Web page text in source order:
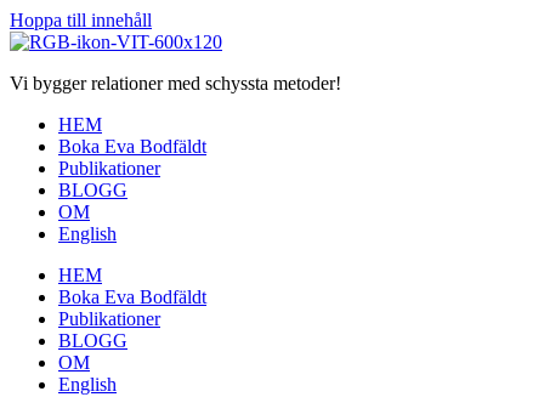
Hoppa till innehåll
Vi bygger relationer med schyssta metoder!
HEM
Boka Eva Bodfäldt
Publikationer
BLOGG
OM
English
HEM
Boka Eva Bodfäldt
Publikationer
BLOGG
OM
English